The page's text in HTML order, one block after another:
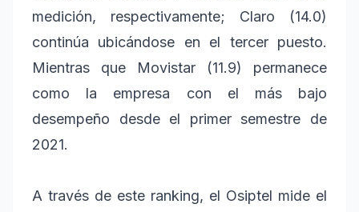
medición, respectivamente; Claro (14.0)
continúa ubicándose en el tercer puesto.
Mientras que Movistar (11.9) permanece
como la empresa con el más bajo
desempeño desde el primer semestre de
2021.
A través de este ranking, el Osiptel mide el